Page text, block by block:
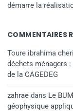
démarre la
COMMENTAIRES
Toure ibrahima
déchets ménagers :
de la CAGEDEG
zahrae dans Le
géophysique